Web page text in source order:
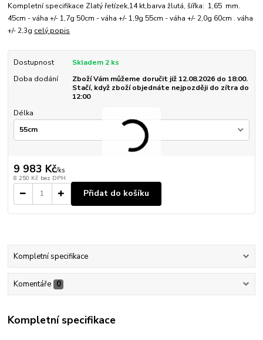
Kompletní specifikace Zlatý řetízek,14 kt,barva žlutá, šířka: 1,65 mm.
45cm - váha +/- 1,7g 50cm - váha +/- 1,9g 55cm - váha +/- 2,0g 60cm . váha
+/- 2,3g celý popis
Dostupnost
Skladem 2 ks
Doba dodání
Zboží Vám můžeme doručit již 12.08.2026 do 18:00.
Stačí, když zboží objednáte nejpozději do zítra do
12:00
Délka
9 983 Kč/ks
8 250 Kč bez DPH
Přidat do košíku
Kompletní specifikace
Komentáře 0
Kompletní specifikace